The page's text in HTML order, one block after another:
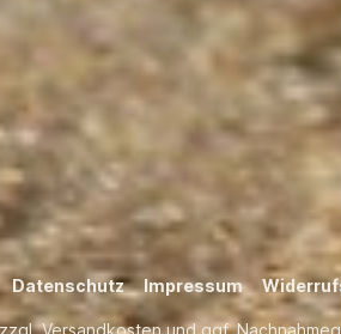
Datenschutz Impressum